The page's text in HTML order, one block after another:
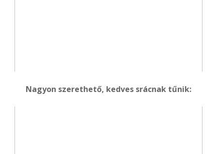
Nagyon szerethető, kedves srácnak tűnik: